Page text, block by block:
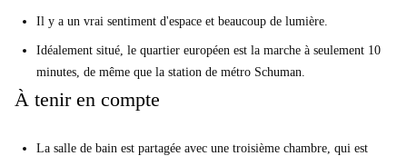
Il y a un vrai sentiment d'espace et beaucoup de lumière.
Idéalement situé, le quartier européen est la marche à seulement 10
minutes, de même que la station de métro Schuman.
À tenir en compte
La salle de bain est partagée avec une troisième chambre, qui est